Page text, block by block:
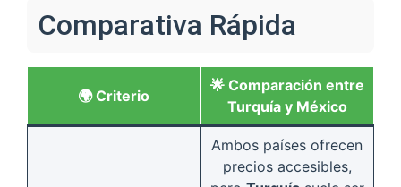
Comparativa Rápida
🌍Criterio
🌟 Comparación entre
Turquía y México
Ambos países ofrecen
precios accesibles,